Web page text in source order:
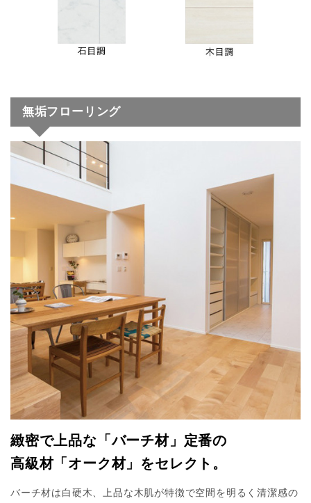
無垢フローリング
緻密で上品な「バーチ材」定番の
高級材「オーク材」をセレクト。
バーチ材は白硬木、上品な木肌が特徴で空間を明るく清潔感の